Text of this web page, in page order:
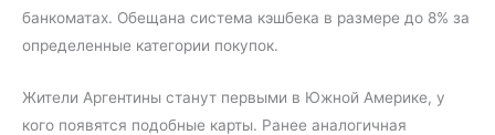
банкоматах. Обещана система кэшбека в размере до 8% за
определенные категории покупок.
Жители Аргентины станут первыми в Южной Америке, у
кого появятся подобные карты. Ранее аналогичная